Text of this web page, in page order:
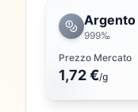
Argento
999‰
Prezzo Mercato
1,72 €/g